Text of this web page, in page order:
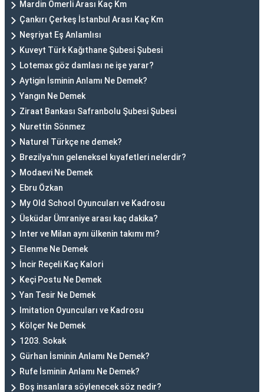
Mardin Ömerli Arası Kaç Km
Çankırı Çerkeş İstanbul Arası Kaç Km
Neşriyat Eş Anlamlısı
Kuveyt Türk Kağıthane Şubesi Şubesi
Lotemax göz damlası ne işe yarar?
Aytigin İsminin Anlamı Ne Demek?
Yangın Ne Demek
Ziraat Bankası Safranbolu Şubesi Şubesi
Nurettin Sönmez
Naturel Türkçe ne demek?
Brezilya'nın geleneksel kıyafetleri nelerdir?
Modaevi Ne Demek
Ebru Özkan
My Old School Oyuncuları ve Kadrosu
Üsküdar Ümraniye arası kaç dakika?
Inter ve Milan aynı ülkenin takımı mı?
Elenme Ne Demek
İncir Reçeli Kaç Kalori
Keçi Postu Ne Demek
Yan Tesir Ne Demek
Imitation Oyuncuları ve Kadrosu
Kölçer Ne Demek
1203. Sokak
Gürhan İsminin Anlamı Ne Demek?
Rufe İsminin Anlamı Ne Demek?
Boş insanlara söylenecek söz nedir?